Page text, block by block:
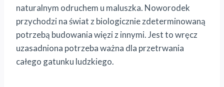
naturalnym odruchem u maluszka. Noworodek
przychodzi na świat z biologicznie zdeterminowaną
potrzebą budowania więzi z innymi. Jest to wręcz
uzasadniona potrzeba ważna dla przetrwania
całego gatunku ludzkiego.